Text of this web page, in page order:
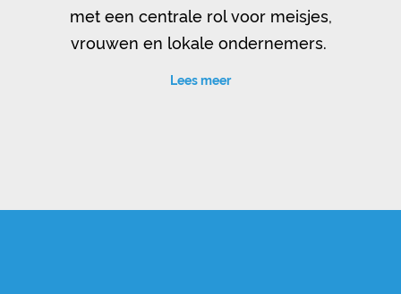
met een centrale rol voor meisjes,
vrouwen en lokale ondernemers.
Lees meer